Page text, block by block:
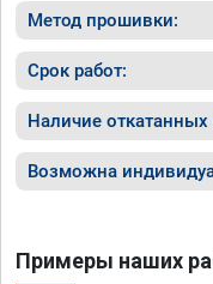
отличается от
я доволен.
Парням
Метод прошивки:
Срок работ:
Наличие
Возможна
Примеры наших